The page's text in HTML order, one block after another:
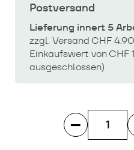
Postversand
Lieferung innert 5
zzgl. Versand CHF
Einkaufswert von
ausgeschlossen)